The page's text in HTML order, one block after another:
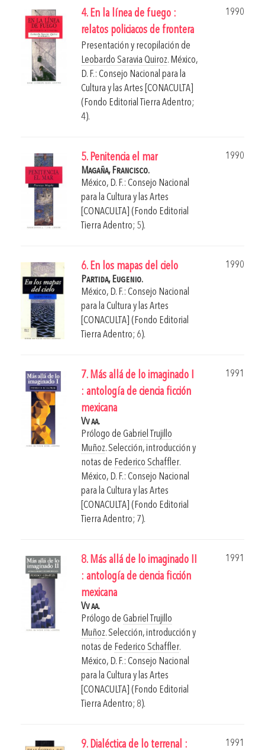
4. En la línea de fuego :
relatos policiacos de frontera
1990
Presentación y recopilación de
Leobardo Saravia Quiroz. México,
D. F.: Consejo Nacional para la
Cultura y las Artes [CONACULTA]
(Fondo Editorial Tierra Adentro;
4).
5. Penitencia el mar
1990
Magaña, Francisco.
México, D. F.: Consejo Nacional
para la Cultura y las Artes
[CONACULTA] (Fondo Editorial
Tierra Adentro; 5).
6. En los mapas del cielo
1990
Partida, Eugenio.
México, D. F.: Consejo Nacional
para la Cultura y las Artes
[CONACULTA] (Fondo Editorial
Tierra Adentro; 6).
7. Más allá de lo imaginado I
: antología de ciencia ficción
mexicana
1991
Vv aa.
Prólogo de Gabriel Trujillo
Muñoz. Selección, introducción y
notas de Federico Schaffler.
México, D. F.: Consejo Nacional
para la Cultura y las Artes
[CONACULTA] (Fondo Editorial
Tierra Adentro; 7).
8. Más allá de lo imaginado II
: antología de ciencia ficción
mexicana
1991
Vv aa.
Prólogo de Gabriel Trujillo
Muñoz. Selección, introducción y
notas de Federico Schaffler.
México, D. F.: Consejo Nacional
para la Cultura y las Artes
[CONACULTA] (Fondo Editorial
Tierra Adentro; 8).
9. Dialéctica de lo terrenal : 1991